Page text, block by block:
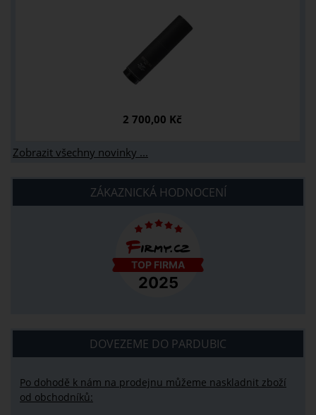
2 700,00 Kč
Zobrazit všechny novinky ...
ZÁKAZNICKÁ HODNOCENÍ
DOVEZEME DO PARDUBIC
Po dohodě k nám na prodejnu můžeme naskladnit zboží
od obchodníků: